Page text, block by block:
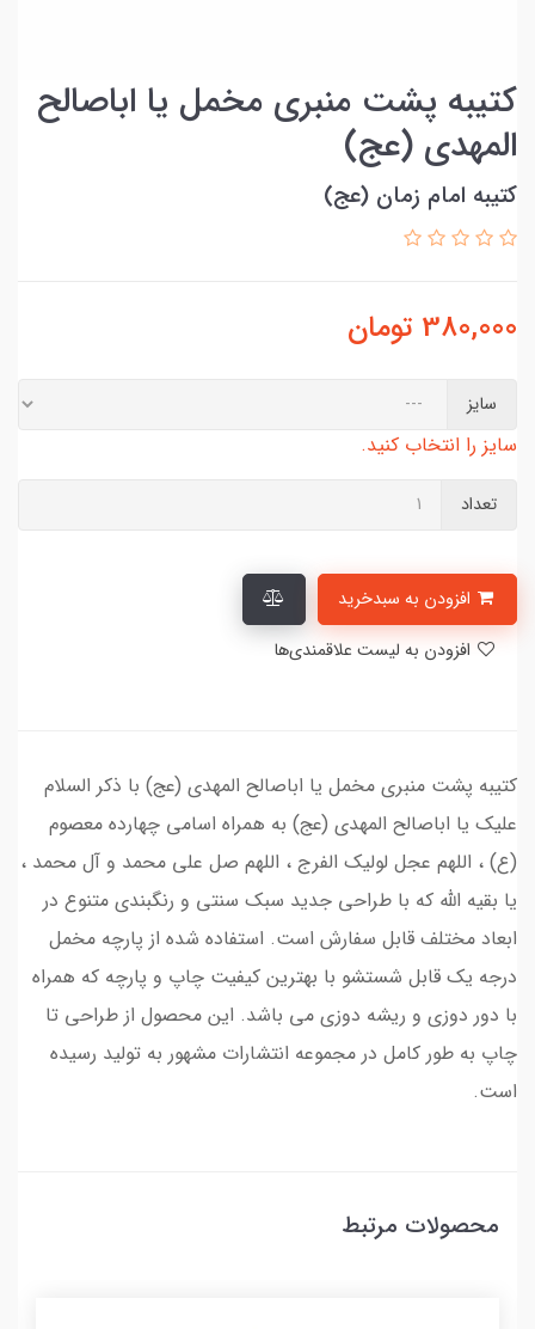
کتیبه پشت منبری مخمل یا اباصالح
المهدی (عج)
کتیبه امام زمان (عج)
380,000 تومان
سایز
سایز را انتخاب کنید.
تعداد
کتیبه پشت منبری مخمل یا اباصالح المهدی (عج) با ذکر السلام
علیک یا اباصالح المهدی (عج) به همراه اسامی چهارده معصوم
(ع) ، اللهم عجل لولیک الفرج ، اللهم صل علی محمد و آل محمد ،
یا بقیه الله که با طراحی جدید سبک سنتی و رنگبندی متنوع در
ابعاد مختلف قابل سفارش است. استفاده شده از پارچه مخمل
درجه یک قابل شستشو با بهترین کیفیت چاپ و پارچه که همراه
با دور دوزی و ریشه دوزی می باشد. این محصول از طراحی تا
چاپ به طور کامل در مجموعه انتشارات مشهور به تولید رسیده
است.
محصولات مرتبط